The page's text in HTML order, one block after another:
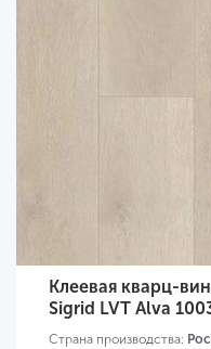
Клеевая кварц-
Sigrid LVT Alva
Страна производства: